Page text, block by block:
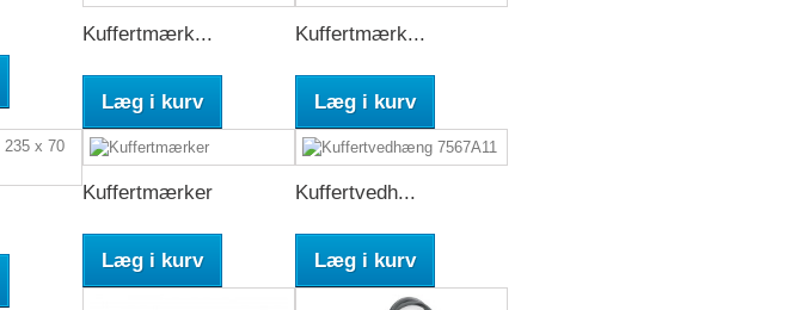
Kuffertmærk...
Læg i kurv
Kuffertmærk...
Læg i kurv
Kuffertmærker
Læg i kurv
Kuffertvedh...
Læg i kurv